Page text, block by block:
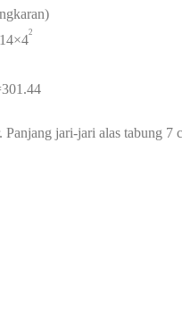
2
jari-jari alas tabung 7